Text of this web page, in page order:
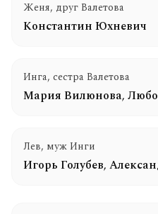
Женя, друг Валетова
Константин Юхневич
Инга, сестра Валетова
Мария Вилюнова,
Лев, муж Инги
Игорь Голубев,